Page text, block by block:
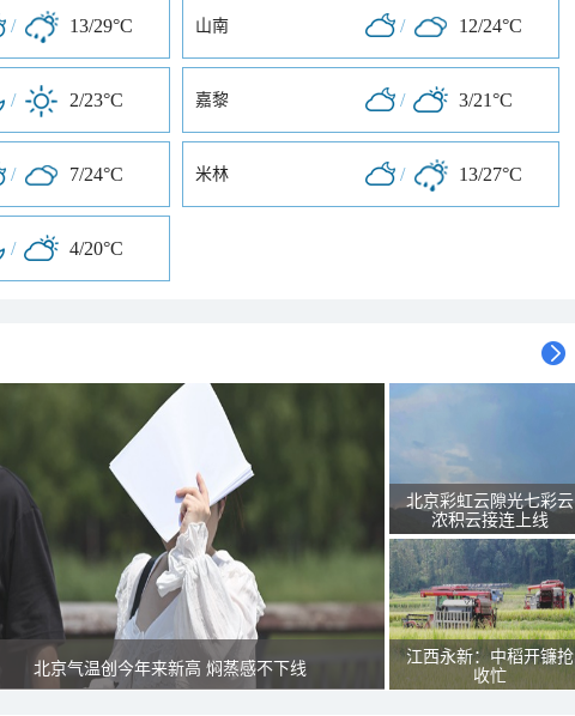
/ 13/29°C 山南 / 12/24°C
/ 2/23°C 嘉黎 / 3/21°C
/ 7/24°C 米林 / 13/27°C
/ 4/20°C
北京气温创今年来新高 焖蒸感不下线
北京彩虹云隙光七彩云
浓积云接连上线
江西永新：中稻开镰抢
收忙